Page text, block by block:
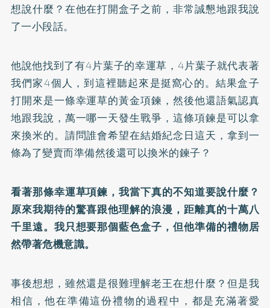
想說什麼？在他在打開盒子之前，非常誠懇地跟我說
了一小段話。
他說他找到了有4片葉子的幸運草，4片葉子就代表著
我們家4個人，到這裡聽起來是挺窩心的。結果盒子
打開來是一條幸運草的黃金項鍊，然後他還語氣認真
地跟我說，萬一哪一天發生戰爭，這條項鍊是可以拿
來換米的。請問誰會希望在結婚紀念日這天，拿到一
條為了變賣而準備然後還可以換米的鍊子？
看著那條幸運草項鍊，我當下真的不知道要說什麼？
原來我期待的驚喜跟他理解的浪漫，距離真的十萬八
千里遠。我只想要那個藍色盒子，但他準備的禮物居
然帶著危機意識。
事後想想，雖然還是很難理解老王在想什麼？但是我
相信，他在準備這份禮物的過程中，都是充滿著愛